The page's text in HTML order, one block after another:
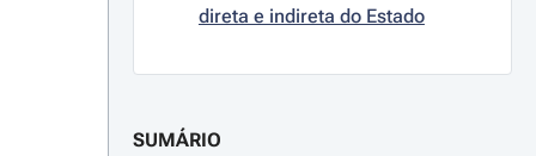
direta e indireta do Estado
SUMÁRIO